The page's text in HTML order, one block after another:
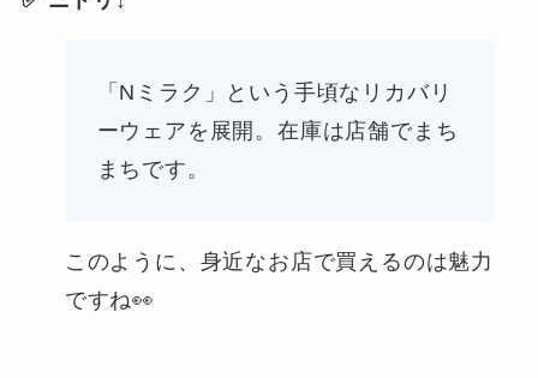
「Nミラク」という手頃なリカバリ
ーウェアを展開。在庫は店舗でまち
まちです。
このように、身近なお店で買えるのは魅力
ですね👀